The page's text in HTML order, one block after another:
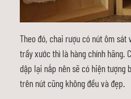
Theo đó, chai rượu có nút ôm sát
trầy xước thì là hàng chính hãng.
dập lại nắp nên sẽ có hiện tượng
trên nút cũng không đều và đẹp.